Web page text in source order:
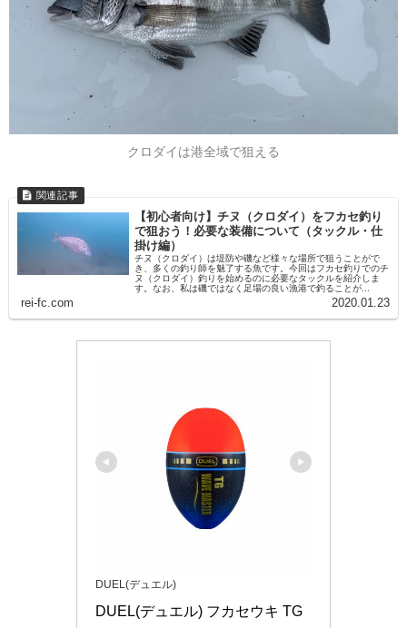
クロダイは港全域で狙える
【初心者向け】チヌ（クロダイ）をフカセ釣り
で狙おう！必要な装備について（タックル・仕
掛け編）
チヌ（クロダイ）は堤防や磯など様々な場所で狙うことがで
き、多くの釣り師を魅了する魚です。今回はフカセ釣りでのチ
ヌ（クロダイ）釣りを始めるのに必要なタックルを紹介しま
す。なお、私は磯ではなく足場の良い漁港で釣ることが...
rei-fc.com 2020.01.23
DUEL(デュエル)
DUEL(デュエル) フカセウキ TG